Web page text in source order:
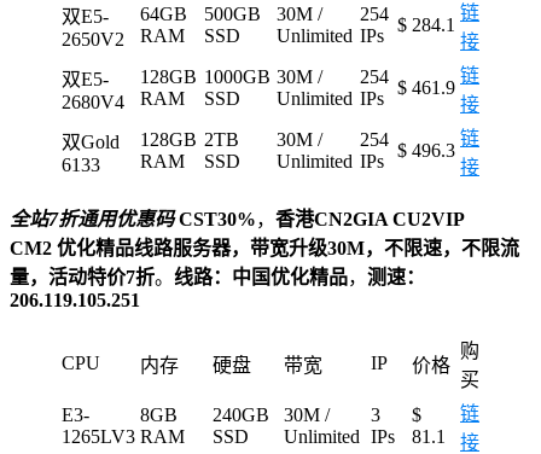
双E5-
2650V2
64GB
RAM
500GB
SSD
30M /
Unlimited
254
IPs
$ 284.1
链
接
双E5-
2680V4
128GB
RAM
1000GB
SSD
30M /
Unlimited
254
IPs
$ 461.9
链
接
双Gold
6133
128GB
RAM
2TB
SSD
30M /
Unlimited
254
IPs
$ 496.3
链
接
全站7折通用优惠码 CST30%， 香港CN2GIA CU2VIP
CM2 优化精品线路服务器，带宽升级30M，不限速，不限流
量，活动特价7折。 线路：中国优化精品， 测速：
206.119.105.251
CPU 内存 硬盘 带宽 IP 价格
购
买
E3-
1265LV3
8GB
RAM
240GB
SSD
30M /
Unlimited
3
IPs
$
81.1
链
接